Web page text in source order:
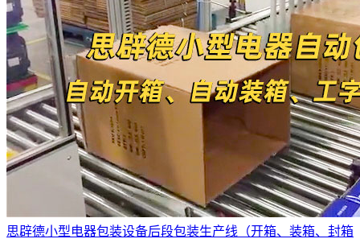
思辟德小型电器包装设备后段包装生产线（开箱、装箱、封箱